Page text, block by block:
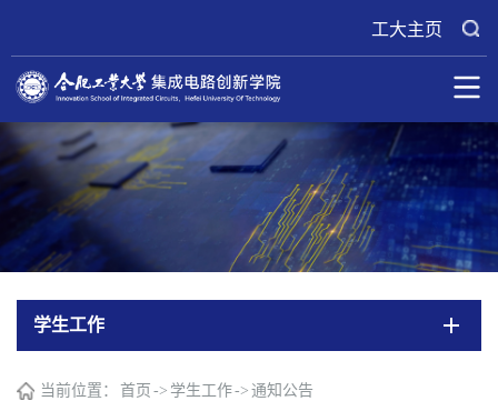
工大主页
学生工作
当前位置： 首页 -> 学生工作-> 通知公告